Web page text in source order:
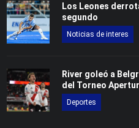
Los Leones
segundo
Noticias de interes
River goleó a
del Torneo
Deportes